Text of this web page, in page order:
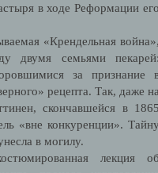
в ходе Реформации
«Крендельная
двумя семьями
за признание
рецепта. Так, даже
скончавшейся в
«вне конкуренции».
в могилу.
лекция